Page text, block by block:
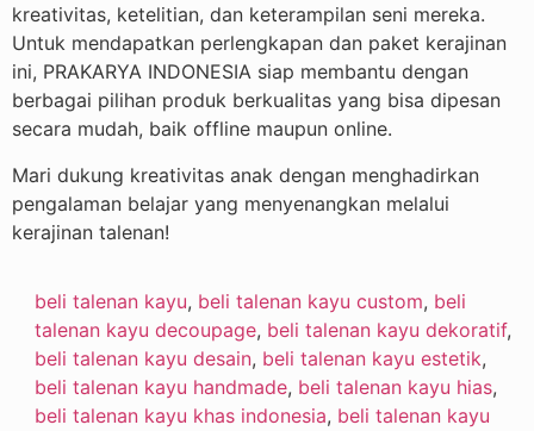
kreativitas, ketelitian, dan keterampilan seni mereka.
Untuk mendapatkan perlengkapan dan paket kerajinan
ini, PRAKARYA INDONESIA siap membantu dengan
berbagai pilihan produk berkualitas yang bisa dipesan
secara mudah, baik offline maupun online.
Mari dukung kreativitas anak dengan menghadirkan
pengalaman belajar yang menyenangkan melalui
kerajinan talenan!
beli talenan kayu, beli talenan kayu custom, beli
talenan kayu decoupage, beli talenan kayu dekoratif,
beli talenan kayu desain, beli talenan kayu estetik,
beli talenan kayu handmade, beli talenan kayu hias,
beli talenan kayu khas indonesia, beli talenan kayu